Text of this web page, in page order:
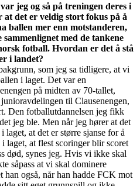
jeg og så på treningen deres i
at det er veldig stort fokus på å
ballen mer enn motstanderen,
med de tankene
fotball. Hvordan er det å stå
i landet?
som jeg sa tidligere, at vi
i laget. Det var en
på midten av 70-tallet,
til Clausenengen,
Den fotballutdannelsen jeg fikk
jeg ble. Men når jeg hører at det
at det er større sjanse for å
laget, at flest scoringer blir scoret
død, synes jeg. Hvis vi ikke skal
såpass at vi skal dominere
han også, når han hadde FCK mot